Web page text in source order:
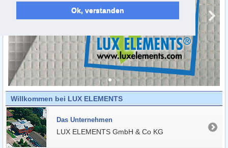
Ok, verstanden
Willkommen bei LUX ELEMENTS
Das Unter­nehmen
LUX ELEMENTS GmbH & Co KG